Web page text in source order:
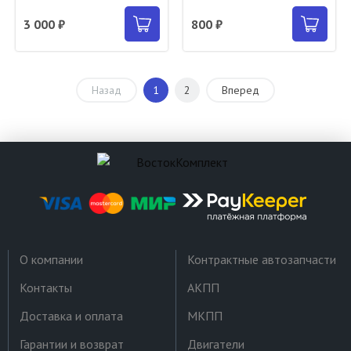
3 000 ₽ 800 ₽
Назад 1 2 Вперед
О компании
Контакты
Доставка и оплата
Гарантии и возврат
Контрактные автозапчасти
АКПП
МКПП
Двигатели